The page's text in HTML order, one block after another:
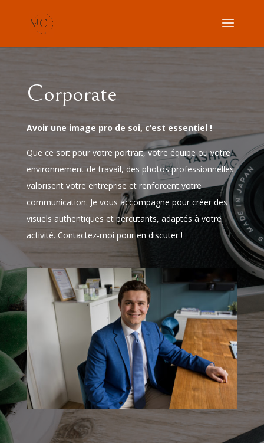
Corporate
Avoir une image pro de soi, c’est essentiel !
Que ce soit pour votre portrait, votre équipe ou votre
environnement de travail, des photos professionnelles
valorisent votre entreprise et renforcent votre
communication. Je vous accompagne pour créer des
visuels authentiques et percutants, adaptés à votre
activité. Contactez-moi pour en discuter !